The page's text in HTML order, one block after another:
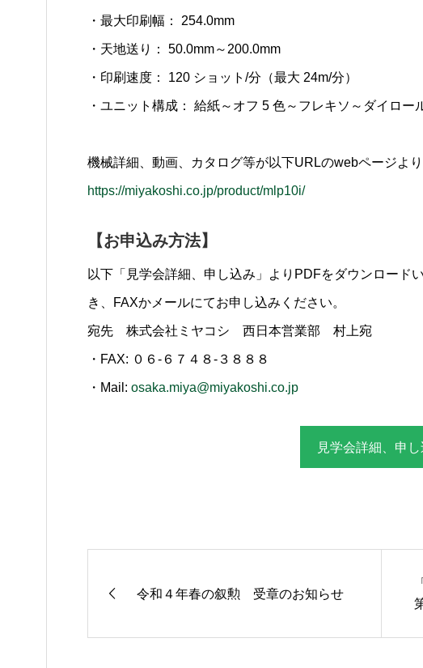
・最大印刷幅： 254.0mm
・天地送り： 50.0mm～200.0mm
・印刷速度： 120 ショット/分（最大 24m/分）
・ユニット構成： 給紙～オフ 5 色～フレキソ～ダイロー
機械詳細、動画、カタログ等が以下URLのwebページよ
https://miyakoshi.co.jp/product/mlp10i/
【お申込み方法】
以下「見学会詳細、申し込み」よりPDFをダウンロード
き、FAXかメールにてお申し込みください。
宛先 株式会社ミヤコシ 西日本営業部 村上宛
・FAX: ０６-６７４８-３８８８
・Mail: osaka.miya@miyakoshi.co.jp
見学会詳細、申
令和４年春の叙勲 受章のお知らせ